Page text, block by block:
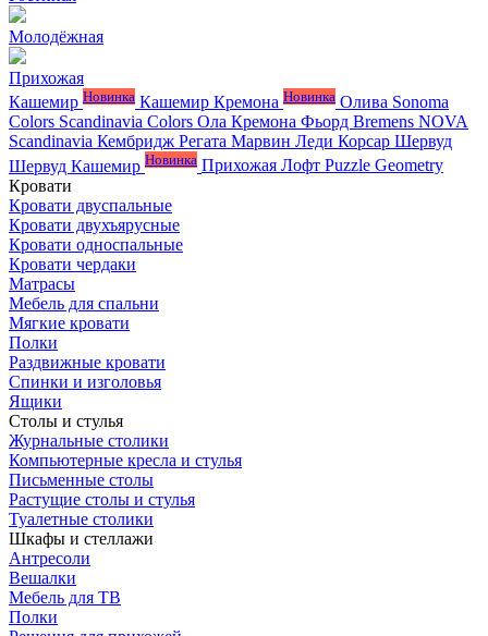
Молодёжная
Прихожая
Кашемир Новинка Кашемир Кремона Новинка Олива Sonoma
Colors Scandinavia Colors Ола Кремона Фьорд Bremens NOVA
Scandinavia Кембридж Регата Марвин Леди Корсар Шервуд
Шервуд Кашемир Новинка Прихожая Лофт Puzzle Geometry
Кровати
Кровати двуспальные
Кровати двухъярусные
Кровати односпальные
Кровати чердаки
Матрасы
Мебель для спальни
Мягкие кровати
Полки
Раздвижные кровати
Спинки и изголовья
Ящики
Столы и стулья
Журнальные столики
Компьютерные кресла и стулья
Письменные столы
Растущие столы и стулья
Туалетные столики
Шкафы и стеллажи
Антресоли
Вешалки
Мебель для ТВ
Полки